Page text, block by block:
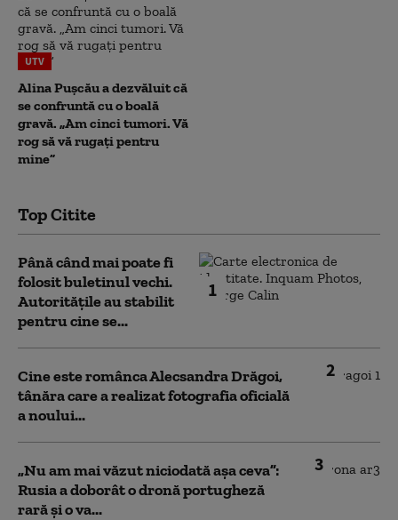
UTV
Alina Pușcău a dezvăluit că
se confruntă cu o boală
gravă. „Am cinci tumori. Vă
rog să vă rugați pentru
mine”
Top Citite
1
Până când mai poate fi
folosit buletinul vechi.
Autoritățile au stabilit
pentru cine se...
2
Cine este românca Alecsandra Drăgoi,
tânăra care a realizat fotografia oficială
a noului...
3
„Nu am mai văzut niciodată așa ceva”:
Rusia a doborât o dronă portugheză
rară și o va...